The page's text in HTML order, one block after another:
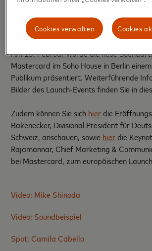
erstmals zum Einsatz.
Sonic Brand Launch-Event in Berlin
Am 15. Februar wurde die neue
Mastercard im Soho House in Berlin
Publikum präsentiert. Weiterführende
Bilder des Launch-Events finden Sie in
Zudem können Sie sich hierdie
Bakenecker, Divisional President für
Schweiz, anschauen, sowie hierdie
Rajamannar, Chief Marketing &
bei Mastercard, zum europäischen
Video: Mike Shinoda
Video: Soundbeispiel
Spot: Camila Cabello
Cookies
Cookies verwalten